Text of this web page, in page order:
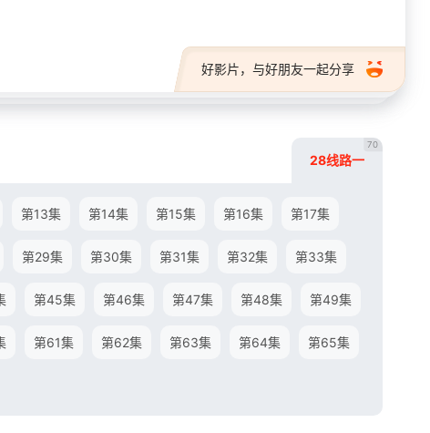
好影片，与好朋友一起分享
28线路一
70
第13集 第14集 第15集 第16集 第17集
第29集 第30集 第31集 第32集 第33集
第45集 第46集 第47集 第48集 第49集
第61集 第62集 第63集 第64集 第65集